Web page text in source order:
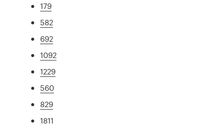
179
582
692
1092
1229
560
829
1811